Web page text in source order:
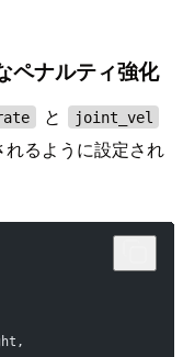
ペナルティ強化
と joint_vel
るように設定され